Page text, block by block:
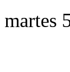
martes